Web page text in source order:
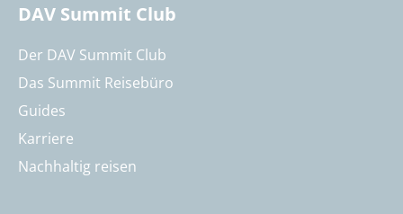
DAV Summit Club
Der DAV Summit Club
Das Summit Reisebüro
Guides
Karriere
Nachhaltig reisen